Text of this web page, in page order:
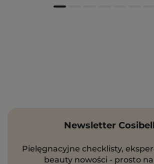
Newsletter
Pielęgnacyjne checklisty,
beauty nowości - prosto